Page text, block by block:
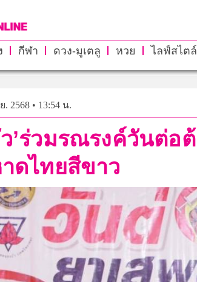
กีฬา ดวง-มูเตลู หวย ไลฟ์สไตล์
. 2568 • 13:54 น.
’ร่วมรณรงค์วันต่
ดไทยสีขาว